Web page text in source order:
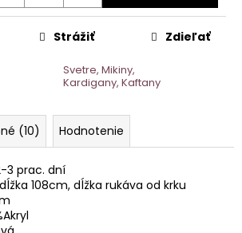
Svetre, Mikiny,
Kardigany, Kaftany
Strážiť Zdieľať
(10) Hodnotenie
3 prac. dní
dĺžka 108cm, dĺžka rukáva od krku